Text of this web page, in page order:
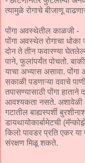
त्यामुळे रोगाचे बीजाणू
पोंगा अवस्थेतील काळजी -
पोंगा अवस्थेत रोगाचा धोका
दोन ते तीन फवारण्या
पाने, फुलांपर्यंत पोचतो.
याचा अभ्यास असावा. पोंगा
सकाळी पडणाऱ्या दवाचे
तपासण्यासाठी पोंगा हाताने
आवश्‍यकता नसते. अशावेळी
गटातील बाह्यस्पर्शी
डायथायोकार्बामेटची
किलो पावडर प्रति एकर
संरक्षण मिळू शकते.